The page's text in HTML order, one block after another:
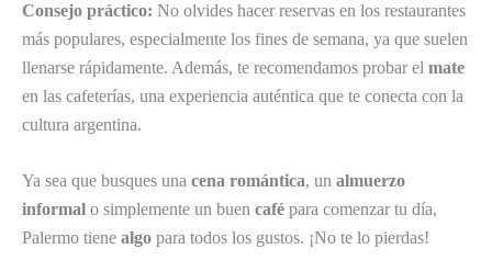
Consejo práctico: No olvides hacer reservas en los restaurantes
más populares, especialmente los fines de semana, ya que suelen
llenarse rápidamente. Además, te recomendamos probar el mate
en las cafeterías, una experiencia auténtica que te conecta con la
cultura argentina.
Ya sea que busques una cena romántica, un almuerzo
informal o simplemente un buen café para comenzar tu día,
Palermo tiene algo para todos los gustos. ¡No te lo pierdas!